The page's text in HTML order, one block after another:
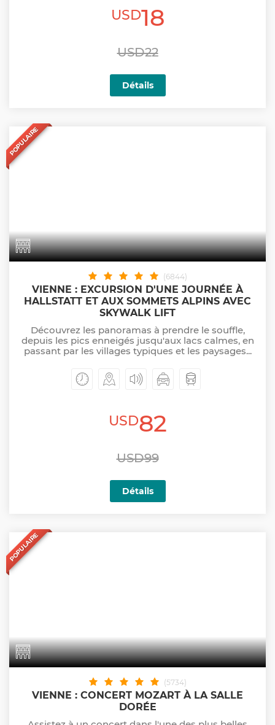
USD18
USD22
Détails
POPULAIRE
(6844)
VIENNE : EXCURSION D'UNE JOURNÉE À
HALLSTATT ET AUX SOMMETS ALPINS AVEC
SKYWALK LIFT
Découvrez les panoramas à prendre le souffle,
depuis les pics enneigés jusqu'aux lacs calmes, en
passant par les villages typiques et les paysages...
USD82
USD99
Détails
POPULAIRE
(5734)
VIENNE : CONCERT MOZART À LA SALLE
DORÉE